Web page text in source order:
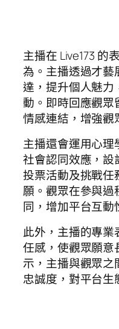
主播在 Live173 的
為。主播透過才藝
達，提升個人魅力
動。即時回應觀眾
情感連結，增強觀
主播還會運用心理
社會認同效應，設
投票活動及挑戰任
願。觀眾在參與過
同，增加平台互動
此外，主播的專
任感，使觀眾願意
示，主播與觀眾
忠誠度，對平台生